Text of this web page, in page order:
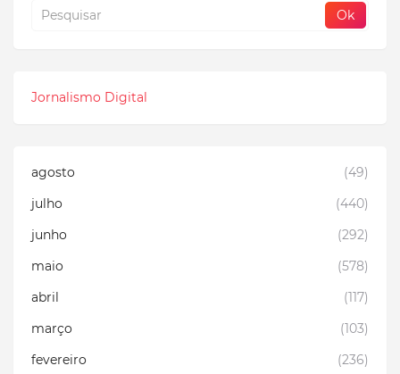
Jornalismo Digital
agosto
(49)
julho
(440)
junho
(292)
maio
(578)
abril
(117)
março
(103)
fevereiro
(236)